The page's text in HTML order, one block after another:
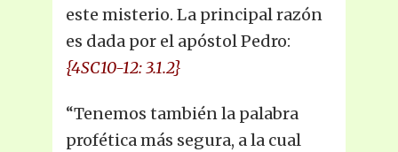
este misterio. La principal razón
es dada por el apóstol Pedro:
{4SC10-12: 3.1.2}
“Tenemos también la palabra
profética más segura, a la cual